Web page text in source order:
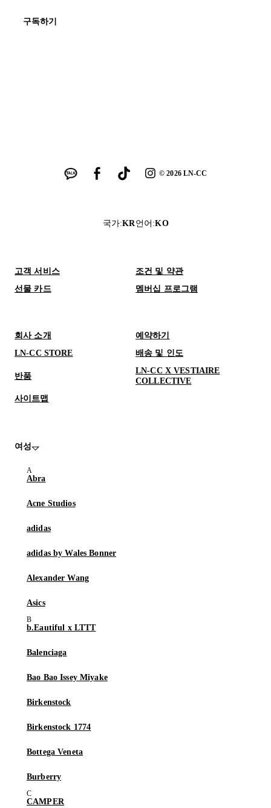
구독하기
©2026LN-CC
국가:KR언어 :KO
고객 서비스
조건 및 약관
선물 카드
멤버십 프로그램
회사 소개
예약하기
LN-CC STORE
배송 및 인도
반품
LN-CC X VESTIAIRE
COLLECTIVE
사이트맵
여성
Abra
Acne Studios
adidas
adidas by Wales Bonner
Alexander Wang
Asics
b.Eautiful x LTTT
Balenciaga
Bao Bao Issey Miyake
Birkenstock
Birkenstock 1774
Bottega Veneta
Burberry
CAMPER